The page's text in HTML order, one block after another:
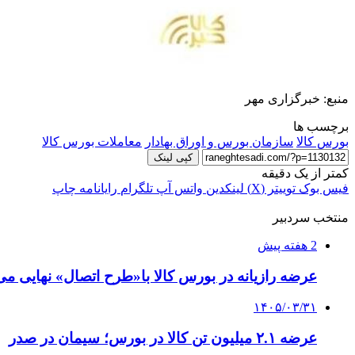
منبع: خبرگزاری مهر
برچسب ها
بورس کالا سازمان بورس و اوراق بهادار معاملات بورس کالا
کپی لینک
کمتر از یک دقیقه
فیس بوک توییتر (X) لینکدین واتس آپ تلگرام رایانامه چاپ
منتخب سردبیر
2 هفته پیش
عرضه رازیانه در بورس کالا با«طرح اتصال» نهایی
۱۴۰۵/۰۳/۳۱
عرضه ۲.۱ میلیون تن کالا در بورس‌؛ سیمان در صدر